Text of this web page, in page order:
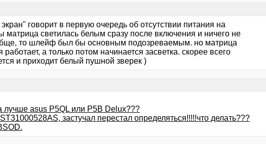
говорит в первую очередь об отсутствии питания на
матрица светилась белым сразу после включения и ничего не
то шлейф был бы основным подозреваемым. но матрица
а только потом начинается засветка. скорее всего
и приходит белый пушной зверек )
лучше asus P5QL или P5B Delux???
застучал перестал определяться!!!!!что делать???